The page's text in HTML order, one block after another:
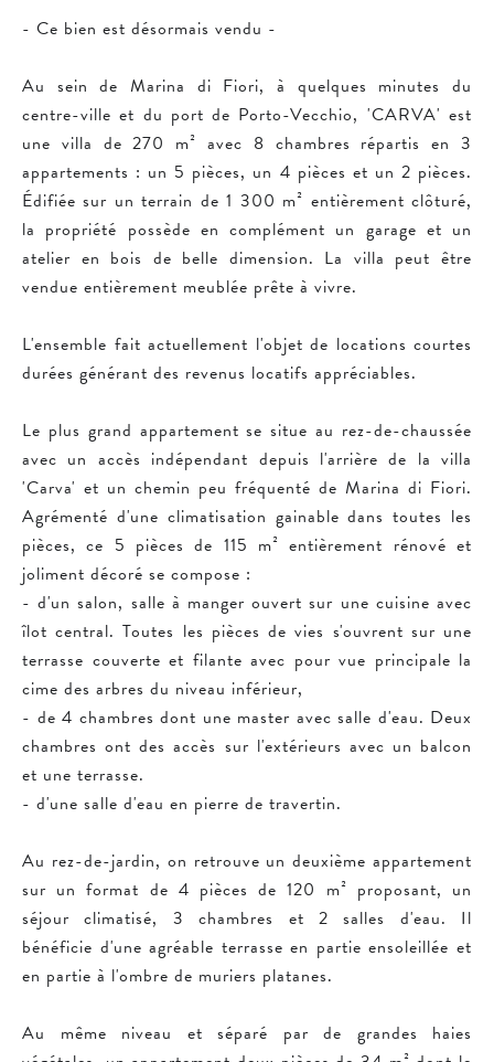
- Ce bien est désormais vendu -
Au sein de Marina di Fiori, à quelques minutes du
centre-ville et du port de Porto-Vecchio, 'CARVA' est
une villa de 270 m² avec 8 chambres répartis en 3
appartements : un 5 pièces, un 4 pièces et un 2 pièces.
Édifiée sur un terrain de 1 300 m² entièrement clôturé,
la propriété possède en complément un garage et un
atelier en bois de belle dimension. La villa peut être
vendue entièrement meublée prête à vivre.
L'ensemble fait actuellement l'objet de locations courtes
durées générant des revenus locatifs appréciables.
Le plus grand appartement se situe au rez-de-chaussée
avec un accès indépendant depuis l'arrière de la villa
'Carva' et un chemin peu fréquenté de Marina di Fiori.
Agrémenté d'une climatisation gainable dans toutes les
pièces, ce 5 pièces de 115 m² entièrement rénové et
joliment décoré se compose :
- d'un salon, salle à manger ouvert sur une cuisine avec
îlot central. Toutes les pièces de vies s'ouvrent sur une
terrasse couverte et filante avec pour vue principale la
cime des arbres du niveau inférieur,
- de 4 chambres dont une master avec salle d'eau. Deux
chambres ont des accès sur l'extérieurs avec un balcon
et une terrasse.
- d'une salle d'eau en pierre de travertin.
Au rez-de-jardin, on retrouve un deuxième appartement
sur un format de 4 pièces de 120 m² proposant, un
séjour climatisé, 3 chambres et 2 salles d'eau. Il
bénéficie d'une agréable terrasse en partie ensoleillée et
en partie à l'ombre de muriers platanes.
Au même niveau et séparé par de grandes haies